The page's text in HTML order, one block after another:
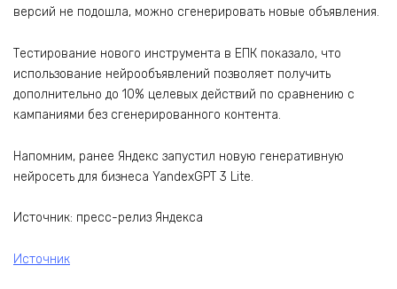
версий не подошла, можно сгенерировать новые объявления.
Тестирование нового инструмента в ЕПК показало, что
использование нейрообъявлений позволяет получить
дополнительно до 10% целевых действий по сравнению с
кампаниями без сгенерированного контента.
Напомним, ранее Яндекс запустил новую генеративную
нейросеть для бизнеса YandexGPT 3 Lite.
Источник: пресс-релиз Яндекса
Источник